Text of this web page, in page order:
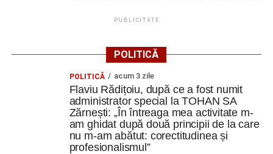
PUBLICITATE
POLITICĂ
POLITICĂ acum 3 zile
Flaviu Rădițoiu, după ce a fost numit
administrator special la TOHAN SA
Zărnești: „În întreaga mea activitate m-
am ghidat după două principii de la care
nu m-am abătut: corectitudinea și
profesionalismul”